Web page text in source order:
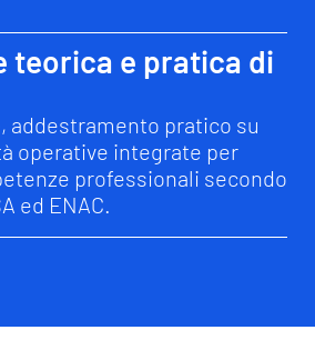
E TEST DI INGRESSO